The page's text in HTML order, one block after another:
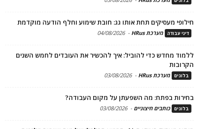
חילופי מעסיקים תחת אותו גג: חובת שימוע וחלף הודעה מוקדמת
דיני עבודה מערכת HRus -
04/08/2026
ללמוד מחדש כדי להוביל: איך להכשיר את העובדים לחמש השנים
הקרובות
בלוגים מערכת HRus -
03/08/2026
בחירות בפתח: מה השפעתן על מקום העבודה?
בלוגים כותבים חיצוניים -
03/08/2026